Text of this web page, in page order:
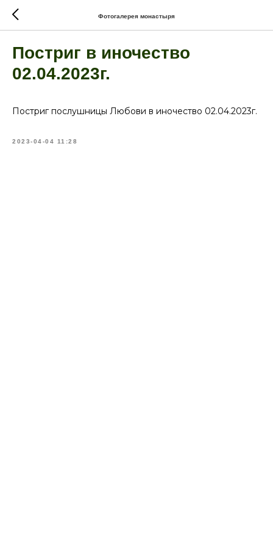
Фотогалерея монастыря
Постриг в иночество
02.04.2023г.
Постриг послушницы Любови в иночество 02.04.2023г.
2023-04-04 11:28